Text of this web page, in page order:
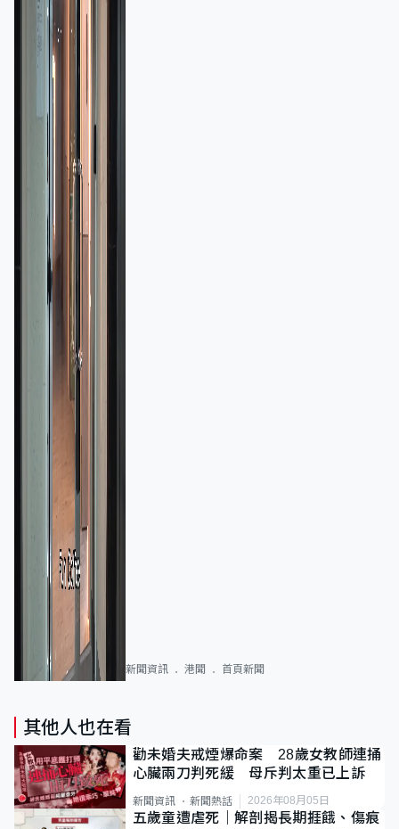
新聞資訊 港聞 首頁新聞
其他人也在看
勸未婚夫戒煙爆命案 28歲女教師連捅
心臟兩刀判死緩 母斥判太重已上訴
新聞資訊 新聞熱話 2026年08月05日
五歲童遭虐死｜解剖揭長期捱餓、傷痕